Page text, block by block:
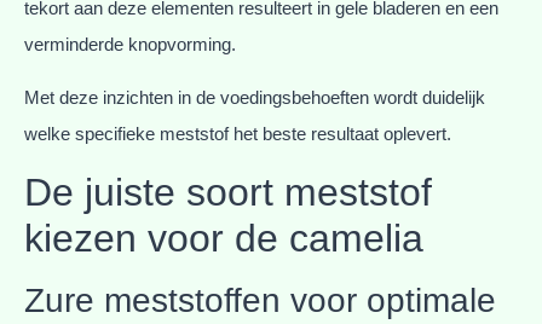
tekort aan deze elementen resulteert in gele bladeren en een
verminderde knopvorming.
Met deze inzichten in de voedingsbehoeften wordt duidelijk
welke specifieke meststof het beste resultaat oplevert.
De juiste soort meststof
kiezen voor de camelia
Zure meststoffen voor optimale